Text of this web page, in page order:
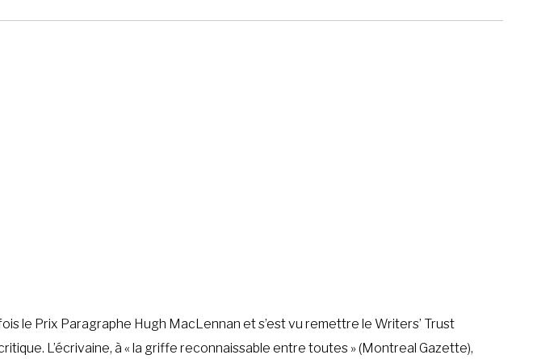
le Prix Paragraphe Hugh MacLennan et s’est vu remettre le Writers’ Trust
L’écrivaine, à « la griffe reconnaissable entre toutes » (Montreal Gazette),